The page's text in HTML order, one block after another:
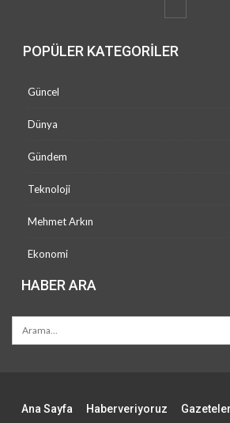
POPÜLER KATEGORILER
Güncel
Dünya
Gündem
Teknoloji
Mehmet Arkın
Ekonomi
HABER ARA
Ana Sayfa Haberveriyoruz Gazeteler